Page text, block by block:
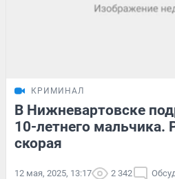
КРИМИНАЛ
В Нижневартовске
10-летнего мальчика.
скорая
12 мая, 2025, 13:17 2 342